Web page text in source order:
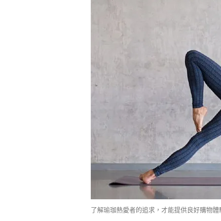
了解瑜珈熱愛者的追求，才能提供良好購物體